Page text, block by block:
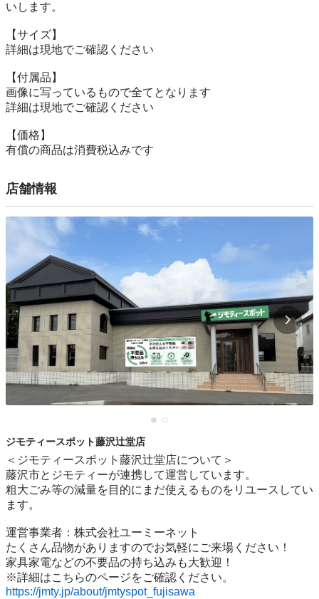
いします。
【サイズ】
詳細は現地でご確認ください
【付属品】
画像に写っているもので全てとなります
詳細は現地でご確認ください
【価格】
有償の商品は消費税込みです
店舗情報
ジモティースポット藤沢辻堂店
＜ジモティースポット藤沢辻堂店について＞
藤沢市とジモティーが連携して運営しています。
粗⼤ごみ等の減量を⽬的にまだ使えるものをリユースしてい
ます。
運営事業者：株式会社ユーミーネット
たくさん品物がありますのでお気軽にご来場ください！
家具家電などの不要品の持ち込みも大歓迎！
https://jmty.jp/about/jmtyspot_fujisawa